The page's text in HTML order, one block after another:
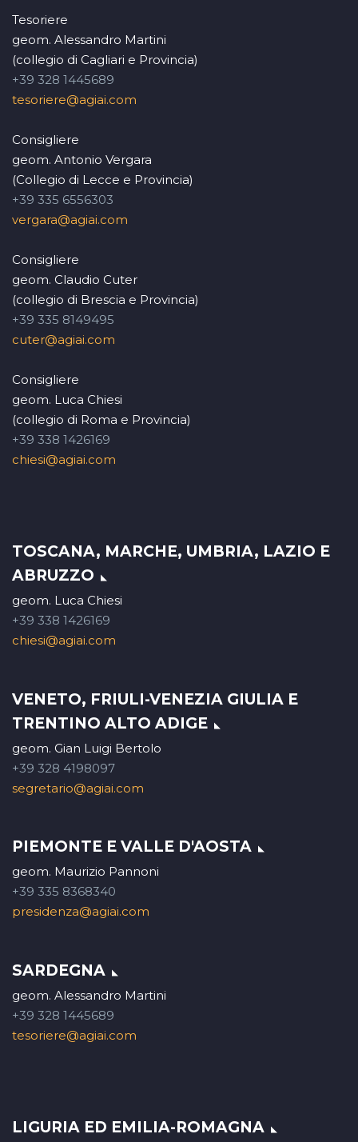
Tesoriere
geom. Alessandro Martini
(collegio di Cagliari e Provincia)
+39 328 1445689
tesoriere@agiai.com
Consigliere
geom. Antonio Vergara
(Collegio di Lecce e Provincia)
+39 335 6556303
vergara@agiai.com
Consigliere
geom. Claudio Cuter
(collegio di Brescia e Provincia)
+39 335 8149495
cuter@agiai.com
Consigliere
geom. Luca Chiesi
(collegio di Roma e Provincia)
+39 338 1426169
chiesi@agiai.com
TOSCANA, MARCHE, UMBRIA, LAZIO E
ABRUZZO
geom. Luca Chiesi
+39 338 1426169
chiesi@agiai.com
VENETO, FRIULI-VENEZIA GIULIA E
TRENTINO ALTO ADIGE
geom. Gian Luigi Bertolo
+39 328 4198097
segretario@agiai.com
PIEMONTE E VALLE D'AOSTA
geom. Maurizio Pannoni
+39 335 8368340
presidenza@agiai.com
SARDEGNA
geom. Alessandro Martini
+39 328 1445689
tesoriere@agiai.com
LIGURIA ED EMILIA-ROMAGNA